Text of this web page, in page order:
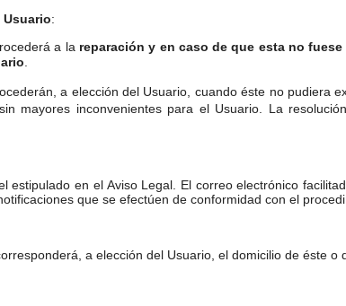
Usuario:
a la reparación y en caso de que esta no
a elección del Usuario, cuando éste no pudiera
mayores inconvenientes para el Usuario. La
estipulado en el Aviso Legal. El correo electrónico
que se efectúen de conformidad con el
a elección del Usuario, el domicilio de éste o